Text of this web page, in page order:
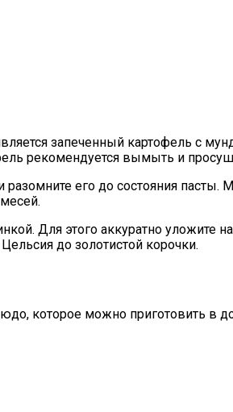
запеченный картофель с
рекомендуется вымыть и
его до состояния
Для этого аккуратно
до золотистой корочки.
которое можно приготовить в